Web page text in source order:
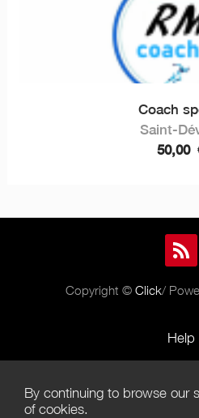
Coach
Saint-
50,00
Copyright © Click/
Help
Terms of
By continuing to browse our
of cookies.